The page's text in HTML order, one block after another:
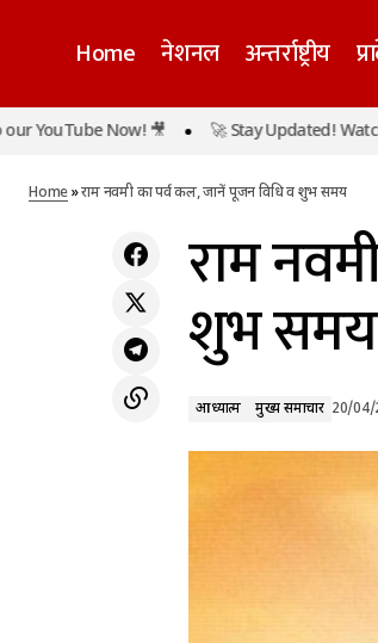
Home नेशनल अन्तर्राष्ट्रीय
अजय देवगन जल्द करने जा रहे हैं ओटीटी पर डेब्यू,
Now! 🎥 🚀 Stay Updated! Watch &
Home»राम नवमी का पर्व कल, जानें पूजन विधि व शुभ समय
राम
शुभ समय
आध्यात्म मुख्य समाचार 20/04/